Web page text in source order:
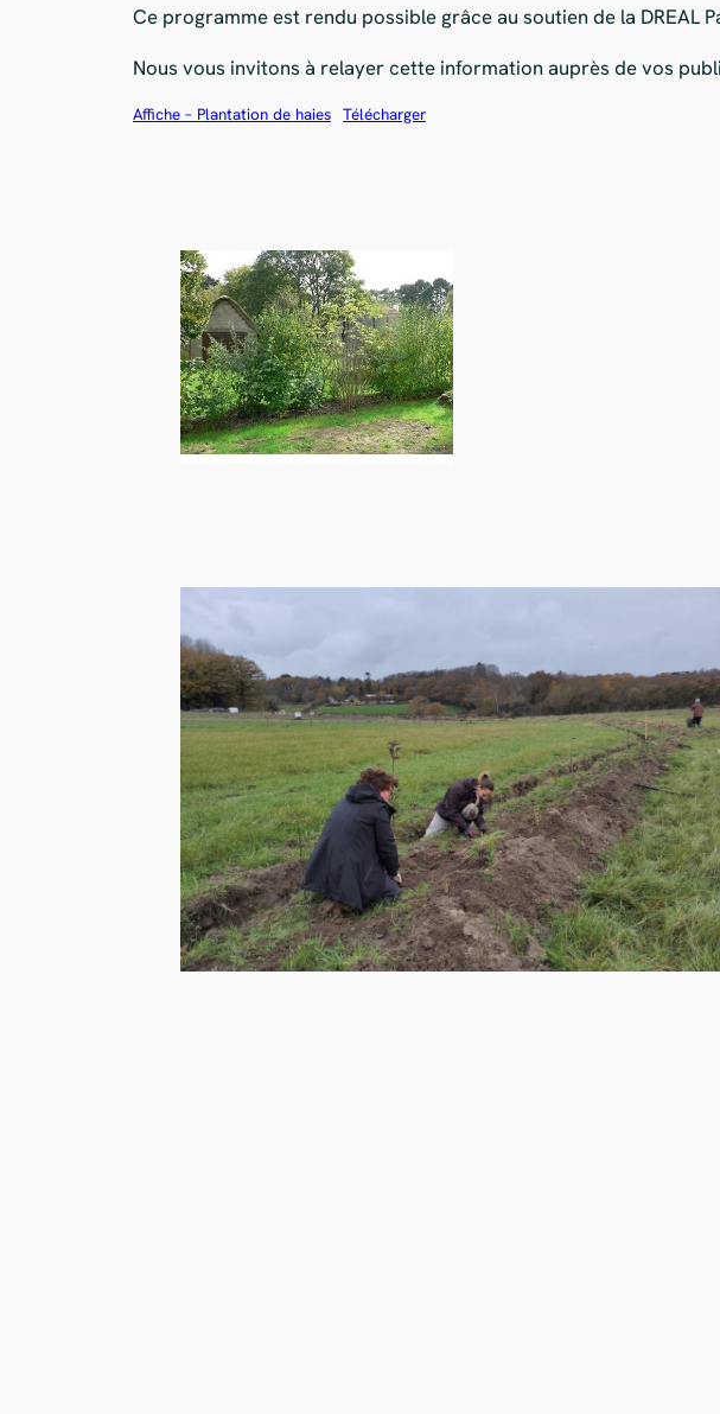
Ce programme est rendu possible grâce au soutien de la DREAL
Nous vous invitons à relayer cette information auprès de vos
Affiche – Plantation de haies Télécharger